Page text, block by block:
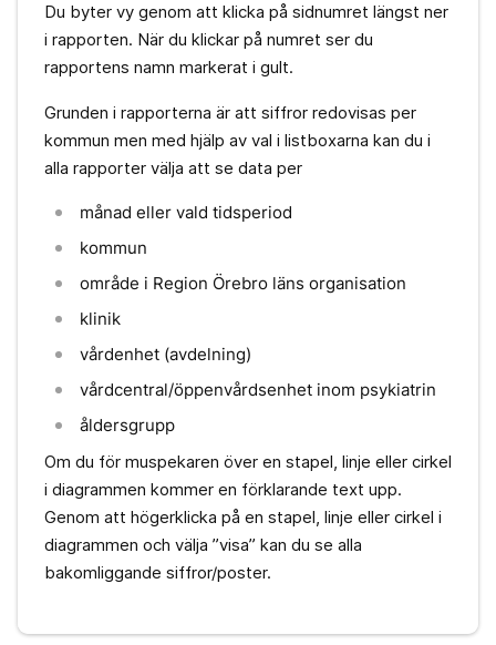
Du byter vy genom att klicka på sidnumret längst ner
i rapporten. När du klickar på numret ser du
rapportens namn markerat i gult.
Grunden i rapporterna är att siffror redovisas per
kommun men med hjälp av val i listboxarna kan du i
alla rapporter välja att se data per
månad eller vald tidsperiod
kommun
område i Region Örebro läns organisation
klinik
vårdenhet (avdelning)
vårdcentral/öppenvårdsenhet inom psykiatrin
åldersgrupp
Om du för muspekaren över en stapel, linje eller cirkel
i diagrammen kommer en förklarande text upp.
Genom att högerklicka på en stapel, linje eller cirkel i
diagrammen och välja ”visa” kan du se alla
bakomliggande siffror/poster.